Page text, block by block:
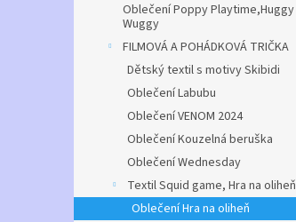
Oblečení Poppy Playtime,Huggy
Wuggy
FILMOVÁ A POHÁDKOVÁ TRIČKA
Dětský textil s motivy Skibidi
Oblečení Labubu
Oblečení VENOM 2024
Oblečení Kouzelná beruška
Oblečení Wednesday
Textil Squid game, Hra na oliheň
Oblečení Hra na oliheň